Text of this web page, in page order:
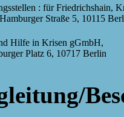
: für Friedrichshain,
Straße 5, 10115
Hilfe in Krisen gGmbH,
Platz 6, 10717 Berlin